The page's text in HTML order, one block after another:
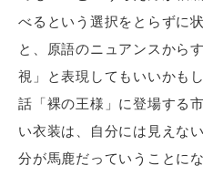
べるという選択をとらずに
と、原語のニュアンスから
視」と表現してもいいかも
話「裸の王様」に登場する
い衣装は、自分には見えな
分が馬鹿だっていうことに